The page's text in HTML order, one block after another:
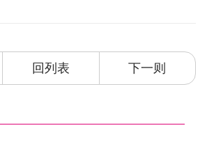
回列表 下一则